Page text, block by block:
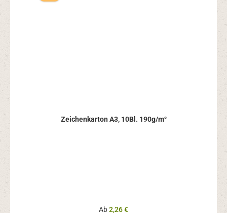
Zeichenkarton A3, 10Bl. 190g/m²
Regulärer Preis:
Ab2,26 €